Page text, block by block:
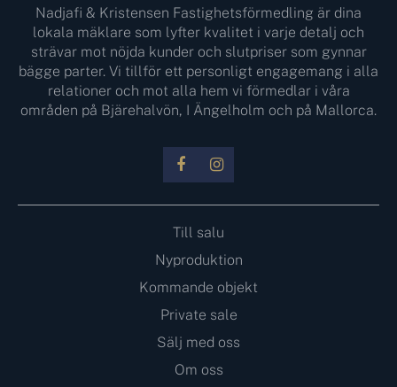
Till salu
Nyproduktion
Kommande objekt
Private sale
Sälj med oss
Om oss
Nadjafi & Kristensen Fastighetsförmedling är dina
lokala mäklare som lyfter kvalitet i varje detalj och
strävar mot nöjda kunder och slutpriser som gynnar
bägge parter. Vi tillför ett personligt engagemang i alla
relationer och mot alla hem vi förmedlar i våra
områden på Bjärehalvön, I Ängelholm och på Mallorca.